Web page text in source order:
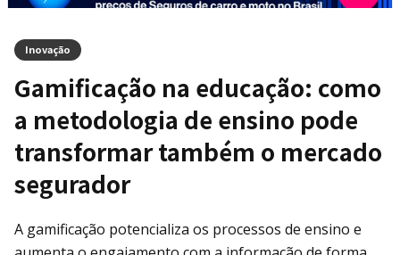
Inovação
Gamificação na educação: como
a metodologia de ensino pode
transformar também o mercado
segurador
A gamificação potencializa os processos de ensino e